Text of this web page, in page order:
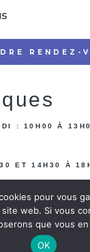
RENDEZ-
: 10H00 À
ET 14H30 À
ACCEPTÉS :
réservés. | Réalisation
Politique de
pour vous
web. Si vous
que vous
OK